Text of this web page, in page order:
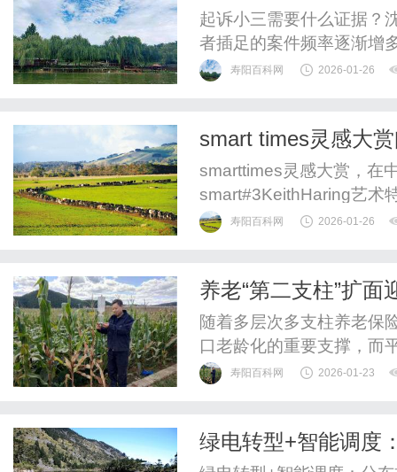
起诉小三需要什么证据？
者插足的案件频率逐渐增
有效的证据支持。在我国
关证据。以下将详细说明
寿阳百科网 2026-01-26
smart times灵感大
smarttimes灵感大赏，在
smart#3KeithHaring艺术
国限量首发99台；
寿阳百科网 2026-01-26
养老“第二支柱”扩
老险以专业实力领跑
随着多层次多支柱养老保
口老龄化的重要支撑，而
民生的新篇章。在应对老
本属于“少数企业”的福利
寿阳百科网 2026-01-23
绿电转型+智能调度